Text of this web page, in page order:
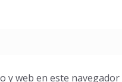
y web en este